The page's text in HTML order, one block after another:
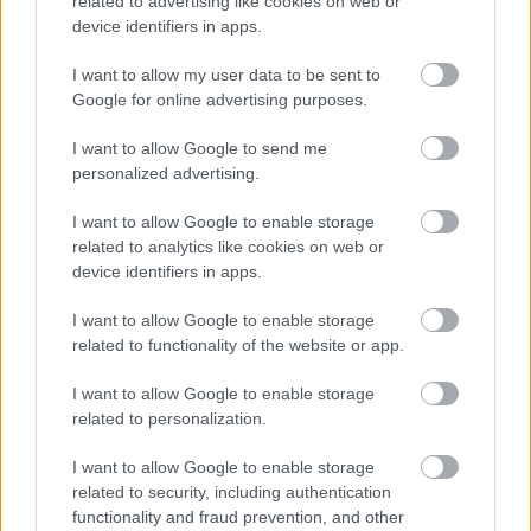
device identifiers in apps.
I want to allow my user data to be sent to
Google for online advertising purposes.
I want to allow Google to send me
personalized advertising.
I want to allow Google to enable storage
related to analytics like cookies on web or
device identifiers in apps.
I want to allow Google to enable storage
related to functionality of the website or app.
I want to allow Google to enable storage
related to personalization.
I want to allow Google to enable storage
related to security, including authentication
functionality and fraud prevention, and other
alors ne lancezpas vos articles trop haut.
Ces conseils sur le marketing d'article pourraient
être une excellente source pour surmonter l'anxiété
et l'incompréhension du marketing d'article et de
son fonctionnement. Vous pourriez obtenir des
résultats excellents et très rentables en utilisant
cette technique de marketing, mais vous devez être
prêt à apprendre tout ce que vous pouvez
sur son
fonctionnement.
Címkék:Sentez-vous comme un pro avec ces conseils de
marketing darticle